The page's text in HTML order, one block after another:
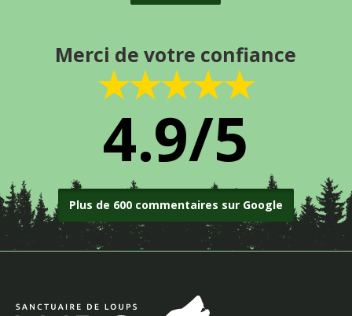
Merci de votre confiance
★★★★★
4.9/5
Plus de 600 commentaires sur Google